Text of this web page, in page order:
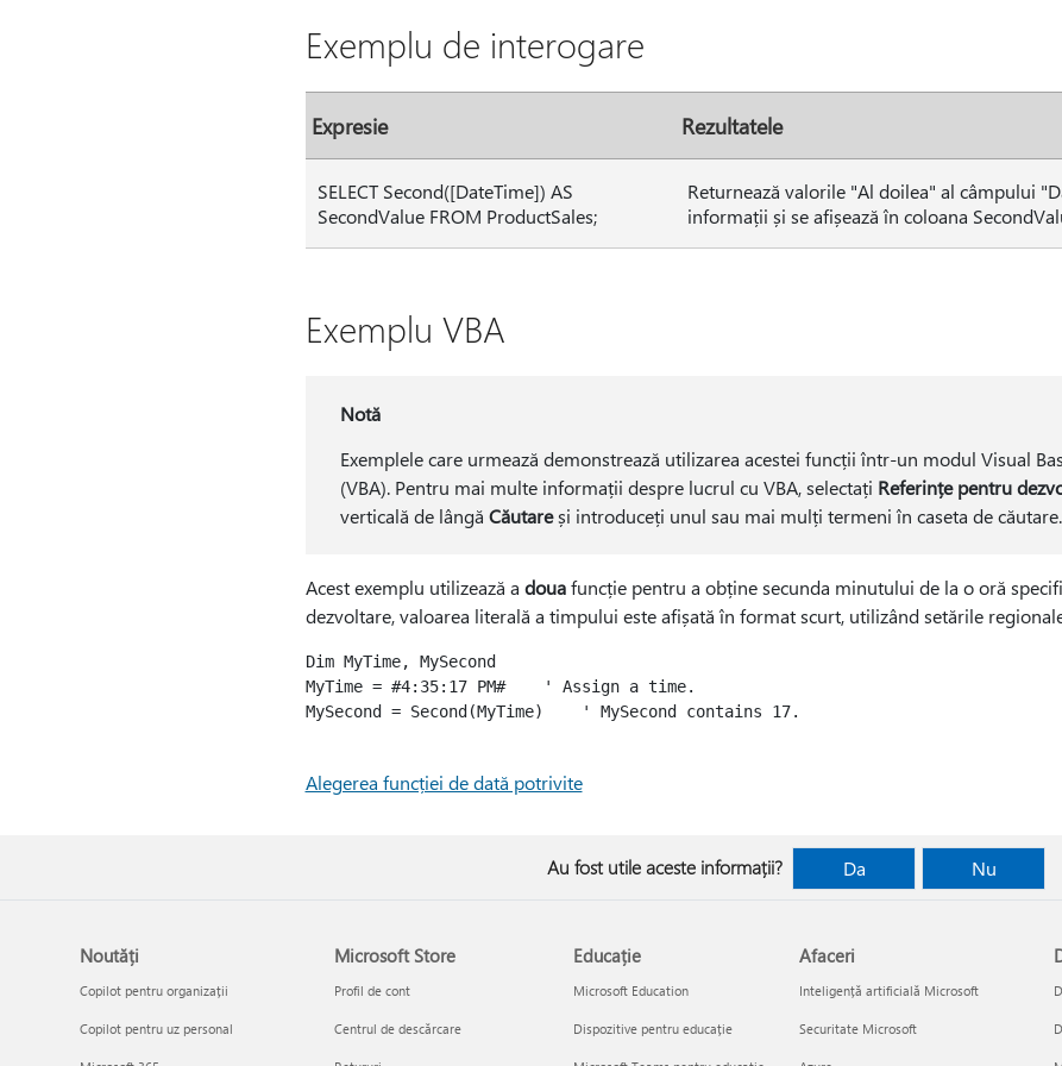
Exemplu de interogare
Expresie Rezultatele
SELECT Second([DateTime]) AS
SecondValue FROM ProductSales;
Returnează valorile "Al doilea" al câmpului
informații și se afișează în coloana
Exemplu VBA
Notă
Exemplele care urmează demonstrează utilizarea acestei funcții într-un modul Visual
(VBA). Pentru mai multe informații despre lucrul cu VBA, selectați Referințe pentru
verticală de lângă Căutareși introduceți unul sau mai mulți termeni în caseta de căutare.
Acest exemplu utilizează a douafuncție pentru a obține secunda minutului de la o oră
dezvoltare, valoarea literală a timpului este afișată în format scurt, utilizând setările
Dim MyTime, MySecond
MyTime = #4:35:17 PM#    ' Assign a time.
MySecond = Second(MyTime)    ' MySecond contains 17.
Alegerea funcției de dată potrivite
Au fost utile aceste informații? Da Nu
Noutăți
Copilot pentru organizații
Copilot pentru uz personal
Microsoft Store
Profil de cont
Centrul de descărcare
Educație
Microsoft Education
Dispozitive pentru educație
Afaceri
Inteligență artificială Microsoft
Securitate Microsoft